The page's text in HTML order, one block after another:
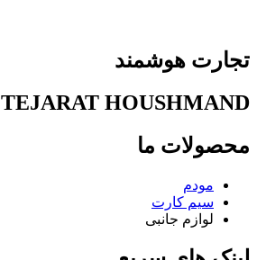
تجارت هوشمند
TEJARAT HOUSHMAND
محصولات ما
مودم
سیم کارت
لوازم جانبی